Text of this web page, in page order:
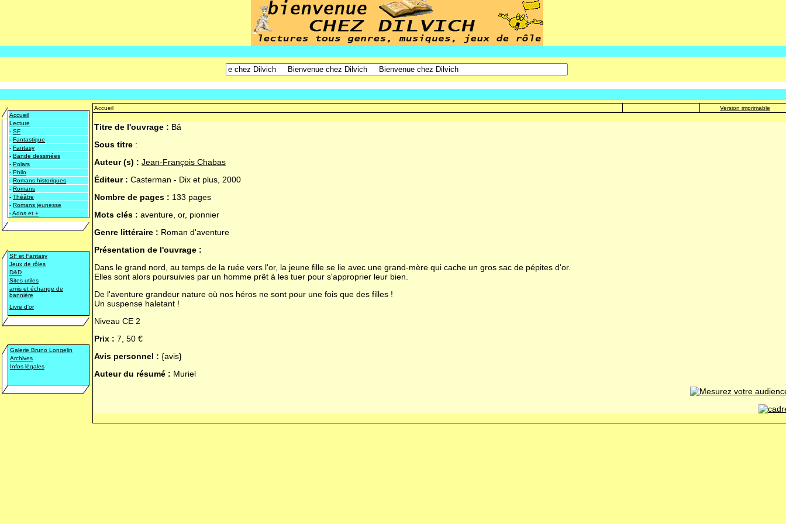
Accueil
Lecture
- SF
- Fantastique
- Fantasy
- Bande dessinées
- Polars
- Philo
- Romans historiques
- Romans
- Théâtre
- Romans jeunesse
-Ados et +
SF et Fantasy
Jeux de rôles
D&D
Sites utiles
amis et échange de
bannière
Livre d'or
Galerie Bruno Longelin
Archives
Infos légales
Accueil Version imprimable
Titre de l'ouvrage : Bâ
Sous titre :
Auteur (s) : Jean-François Chabas
Éditeur : Casterman - Dix et plus, 2000
Nombre de pages : 133 pages
Mots clés : aventure, or, pionnier
Genre littéraire : Roman d'aventure
Présentation de l'ouvrage :
Dans le grand nord, au temps de la ruée vers l'or, la jeune fille se lie avec une grand-mère qui cache un gros sac de pépites d'or.
Elles sont alors poursuivies par un homme prêt à les tuer pour s'approprier leur bien.
De l'aventure grandeur nature où nos héros ne sont pour une fois que des filles !
Un suspense haletant !
Niveau CE 2
Prix : 7, 50 €
Avis personnel : {avis}
Auteur du résumé : Muriel